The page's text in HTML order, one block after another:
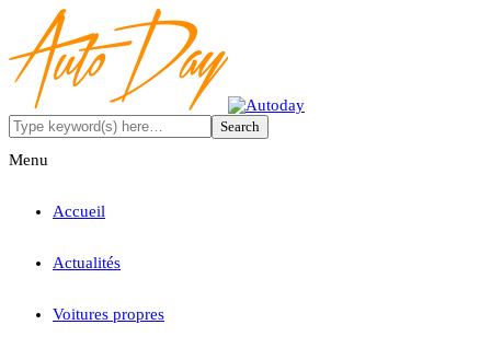
Menu
Accueil
Actualités
Voitures propres